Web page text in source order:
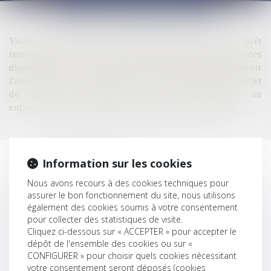
Vous souhaitez faire une
pour un prêt
immobilier, vérifier votre capacité d'emprunt, prendre des
dispositions sur concernant votre patrimoine,
prévoir
l'avenir de vos proches
, vous marier, vous avez en projet
de
adopter un
enfant
Estimer vos frais d'achats
Calculer vos mensualités de prêt
Vérifier vos capacités d'emprunt
Calculer vos plus-values immobilières
Acheter une maison
Vendre un bien immobilier
Louer un bien immobilier
Information sur les cookies
Nous avons recours à des cookies techniques pour
assurer le bon fonctionnement du site, nous utilisons
également des cookies soumis à votre consentement
pour collecter des statistiques de visite.
Cliquez ci-dessous sur « ACCEPTER » pour accepter le
dépôt de l'ensemble des cookies ou sur «
CONFIGURER » pour choisir quels cookies nécessitant
votre consentement seront déposés (cookies